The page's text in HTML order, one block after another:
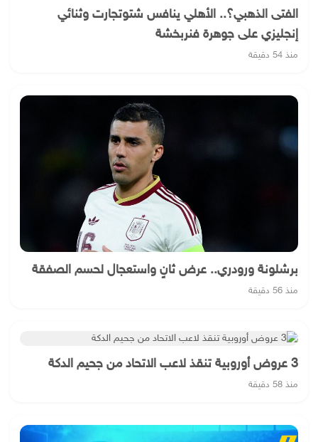
الفتى الذهبي؟.. الأهلي ينافس شتوتجارت وثنائي
إنجليزي على جوهرة فنربخشة
منذ 54 دقيقة
برشلونة ورودري.. عرض ثانٍ واستعجال لحسم الصفقة
منذ 56 دقيقة
3 عروض أوروبية تنقذ لاعب الاتحاد من جحيم الدكة
منذ 58 دقيقة